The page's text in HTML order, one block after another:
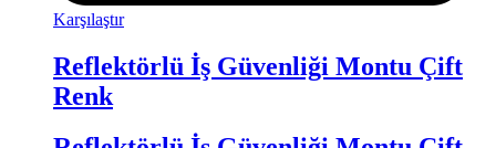
Karşılaştır
Reflektörlü İş Güvenliği Montu Çift
Renk